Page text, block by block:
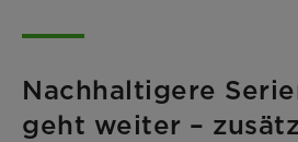
Nachhaltigere
geht weiter –